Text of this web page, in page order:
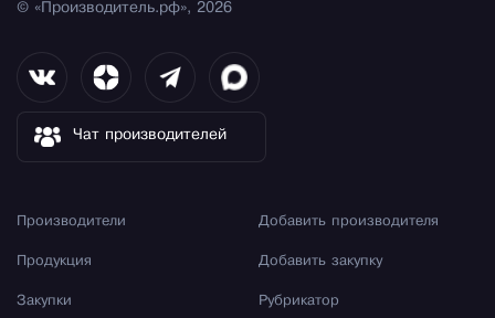
© «Производитель.рф», 2026
Чат производителей
Производители
Продукция
Закупки
Добавить производителя
Добавить закупку
Рубрикатор